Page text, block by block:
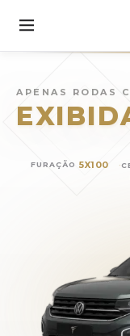
APENAS RODAS
FURAÇÃO 5X100